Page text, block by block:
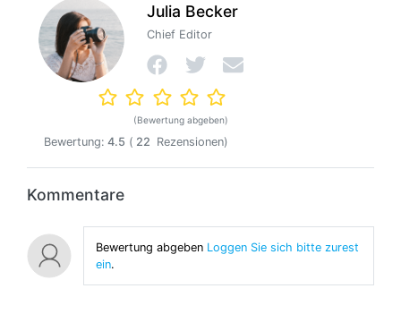
Julia Becker
Chief Editor
(Bewertung abgeben)
Bewertung: 4.5 ( 22 Rezensionen)
Kommentare
Bewertung abgebenLoggen Sie sich bitte zurest
ein.